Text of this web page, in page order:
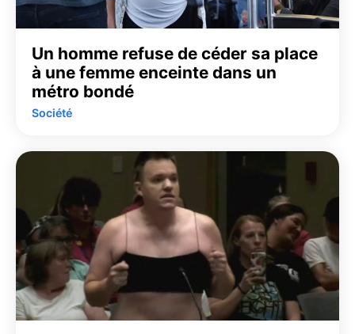
Un homme refuse de céder sa place
à une femme enceinte dans un
métro bondé
Société